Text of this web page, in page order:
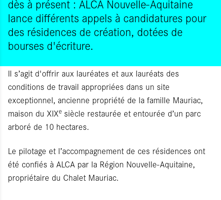
dès à présent : ALCA Nouvelle-Aquitaine
lance différents appels à candidatures pour
des résidences de création, dotées de
bourses d'écriture.
Il s’agit d'offrir aux lauréates et aux lauréats des
conditions de travail appropriées dans un site
exceptionnel, ancienne propriété de la famille Mauriac,
maison du XIXe siècle restaurée et entourée d’un parc
arboré de 10 hectares.
Le pilotage et l’accompagnement de ces résidences ont
été confiés à ALCA par la Région Nouvelle-Aquitaine,
propriétaire du Chalet Mauriac.